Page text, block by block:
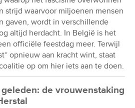
strijd waarvoor miljoenen mensen
gaven, wordt in verschillende
altijd herdacht. In België is het
officiële feestdag meer. Terwijl
opnieuw aan kracht wint, staat
op om hier iets aan te doen.
de vrouwenstaking